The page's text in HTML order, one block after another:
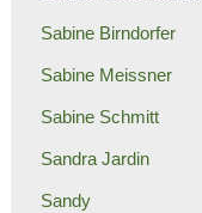
Sabine Birndorfer
Sabine Meissner
Sabine Schmitt
Sandra Jardin
Sandy